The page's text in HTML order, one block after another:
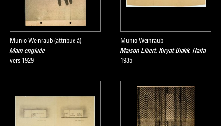
Munio Weinraub (attribué à)
Main engluée
vers 1929
Munio Weinraub
Maison Elbert, Kiryat Bialik, Haïfa
1935